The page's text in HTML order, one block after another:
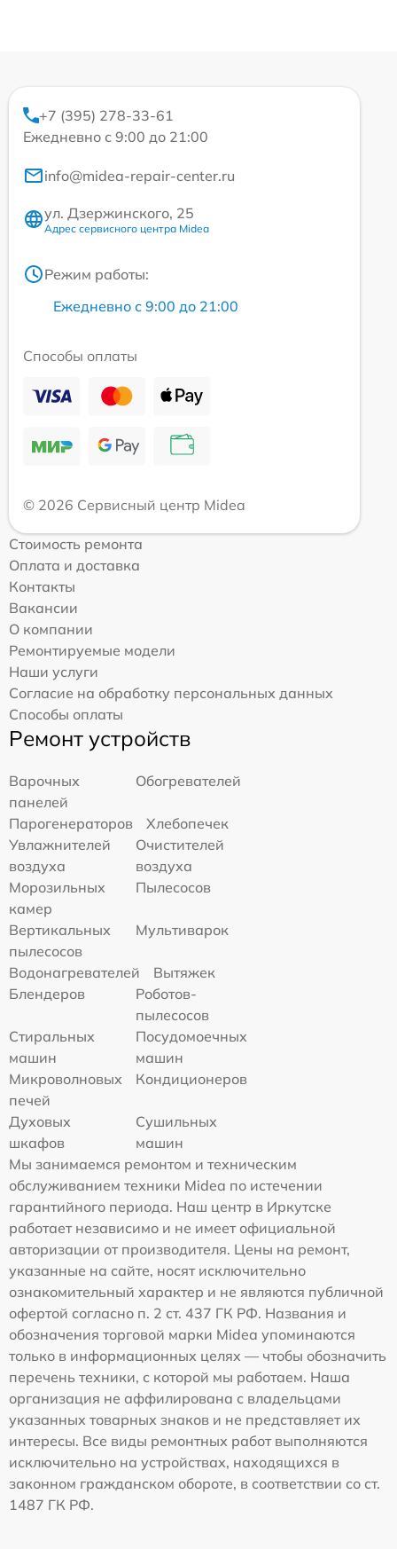
+7 (395) 278-33-61
Ежедневно с 9:00 до 21:00
info@midea-repair-center.ru
ул. Дзержинского, 25
Адрес сервисного центра Midea
Режим работы:
Ежедневно с 9:00 до 21:00
Способы оплаты
© 2026 Сервисный центр Midea
Стоимость ремонта
Оплата и доставка
Контакты
Вакансии
О компании
Ремонтируемые модели
Наши услуги
Согласие на обработку персональных данных
Способы оплаты
Ремонт устройств
Варочных
панелей
Обогревателей
Парогенераторов
Хлебопечек
Увлажнителей
воздуха
Очистителей
воздуха
Морозильных
камер
Пылесосов
Вертикальных
пылесосов
Мультиварок
Водонагревателей
Вытяжек
Блендеров
Роботов-
пылесосов
Стиральных
машин
Посудомоечных
машин
Микроволновых
печей
Кондиционеров
Духовых
шкафов
Сушильных
машин
Мы занимаемся ремонтом и техническим
обслуживанием техники Midea по истечении
гарантийного периода. Наш центр в Иркутске
работает независимо и не имеет официальной
авторизации от производителя. Цены на ремонт,
указанные на сайте, носят исключительно
ознакомительный характер и не являются публичной
офертой согласно п. 2 ст. 437 ГК РФ. Названия и
обозначения торговой марки Midea упоминаются
только в информационных целях — чтобы обозначить
перечень техники, с которой мы работаем. Наша
организация не аффилирована с владельцами
указанных товарных знаков и не представляет их
интересы. Все виды ремонтных работ выполняются
исключительно на устройствах, находящихся в
законном гражданском обороте, в соответствии со ст.
1487 ГК РФ.